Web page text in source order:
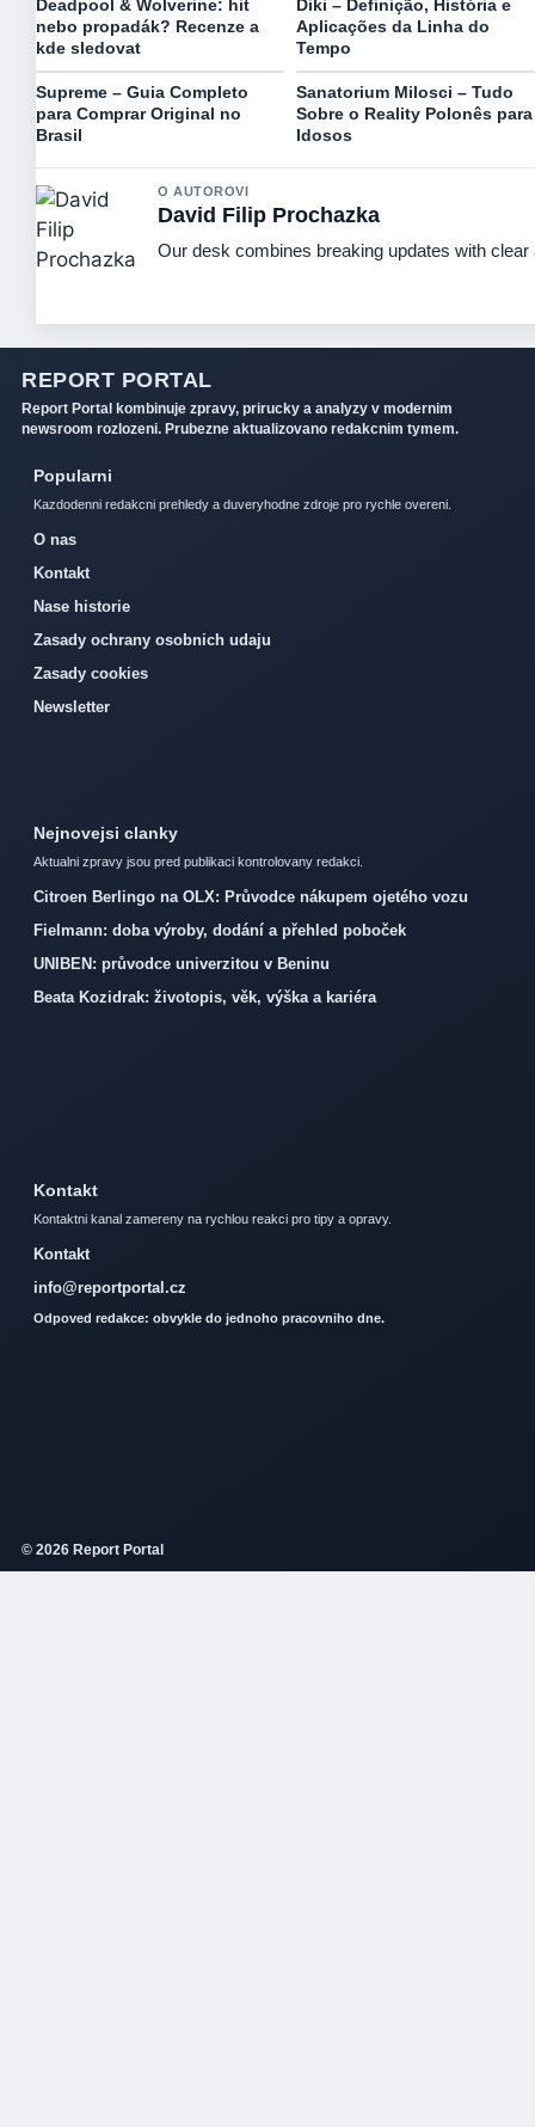
Deadpool & Wolverine: hit
nebo propadák? Recenze a
kde sledovat
Diki – Definição, História e
Aplicações da Linha do
Tempo
Supreme – Guia Completo
para Comprar Original no
Brasil
Sanatorium Milosci – Tudo
Sobre o Reality Polonês para
Idosos
O AUTOROVI
David Filip Prochazka
Our desk combines breaking updates with
REPORT PORTAL
Report Portal kombinuje zpravy, prirucky a analyzy v modernim
newsroom rozlozeni. Prubezne aktualizovano redakcnim tymem.
Popularni
Kazdodenni redakcni prehledy a duveryhodne zdroje pro rychle overeni.
O nas
Kontakt
Nase historie
Zasady ochrany osobnich udaju
Zasady cookies
Newsletter
Nejnovejsi clanky
Aktualni zpravy jsou pred publikaci kontrolovany redakci.
Citroen Berlingo na OLX: Průvodce nákupem ojetého vozu
Fielmann: doba výroby, dodání a přehled poboček
UNIBEN: průvodce univerzitou v Beninu
Beata Kozidrak: životopis, věk, výška a kariéra
Kontakt
Kontaktni kanal zamereny na rychlou reakci pro tipy a opravy.
Kontakt
info@reportportal.cz
Odpoved redakce: obvykle do jednoho pracovniho dne.
© 2026 Report Portal